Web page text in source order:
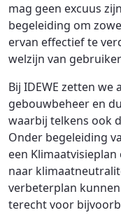
mag geen excuus
begeleiding om
ervan effectief te
welzijn van
Bij IDEWE zetten
gebouwbeheer en
waarbij telkens ook
Onder begeleiding
een
naar
verbeterplan
terecht voor